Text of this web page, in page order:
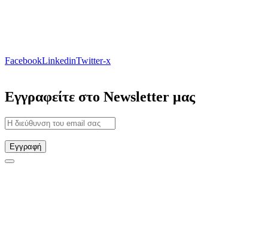
FacebookLinkedinTwitter-x
Εγγραφείτε στο Newsletter μας
Εγγραφή